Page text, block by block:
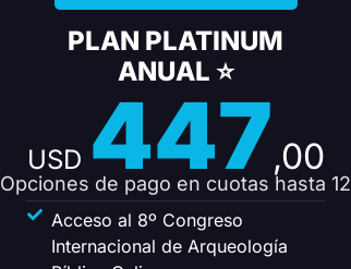
PLAN PLATINUM
ANUAL ⭐
USD 447,00
Opciones de pago en cuotas hasta 12
Acceso al 8º Congreso
Internacional de Arqueología